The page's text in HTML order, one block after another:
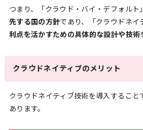
つまり、「クラウド・バイ・デフォルト
先する国の方針であり、「クラウドネイ
利点を活かすための具体的な設計や技術
クラウドネイティブのメリット
クラウドネイティブ技術を導入すること
あります。